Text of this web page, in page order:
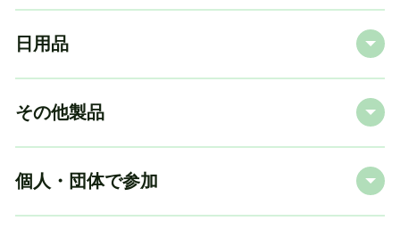
日用品
その他製品
個人・団体で参加